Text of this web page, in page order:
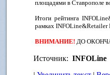
площадями в Ставрополе
Итоги рейтинга
рамках INFOLine&Retailer
ВНИМАНИЕ! ДО
Источник: INFOLine